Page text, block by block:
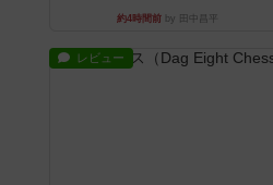
約4時間前by 田中昌平
レビュー